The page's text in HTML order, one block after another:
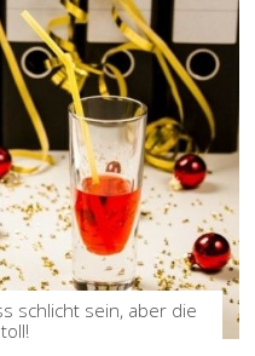
schlicht sein, aber die